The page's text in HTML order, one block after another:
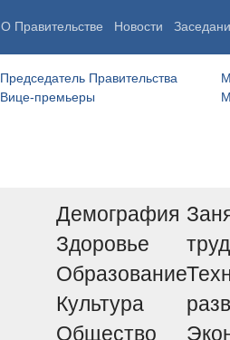
О Правительстве Новости
Председатель Правительства
Вице-премьеры
Демография
Здоровье
Образование
Культура
Общество
труд